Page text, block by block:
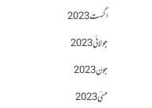
اگست 2023
جولائی 2023
جون 2023
مئی 2023